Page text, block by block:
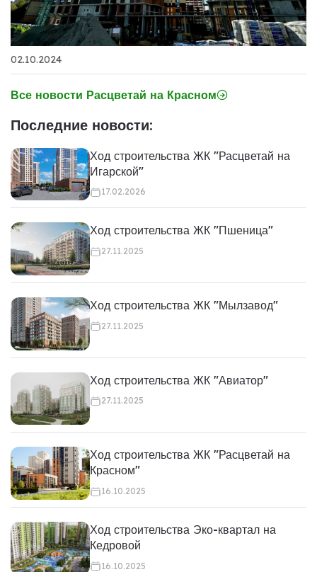
02.10.2024
Все новости Расцветай на Красном
Последние новости:
Ход строительства ЖК "Расцветай на
Игарской"
17.02.2026
Ход строительства ЖК "Пшеница"
27.11.2025
Ход строительства ЖК "Мылзавод"
27.11.2025
Ход строительства ЖК "Авиатор"
27.11.2025
Ход строительства ЖК "Расцветай на
Красном"
16.10.2025
Ход строительства Эко-квартал на
Кедровой
16.10.2025